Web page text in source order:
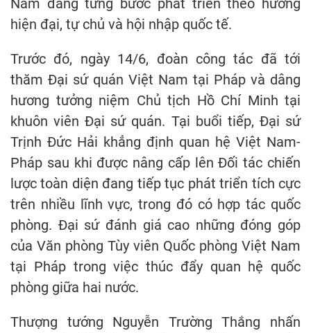
hiện đại, tự chủ và hội nhập quốc tế.
Trước đó, ngày 14/6, đoàn công tác đã tới
thăm Đại sứ quán Việt Nam tại Pháp và dâng
hương tưởng niệm Chủ tịch Hồ Chí Minh tại
khuôn viên Đại sứ quán. Tại buổi tiếp, Đại sứ
Trịnh Đức Hải khẳng định quan hệ Việt Nam-
Pháp sau khi được nâng cấp lên Đối tác chiến
lược toàn diện đang tiếp tục phát triển tích cực
trên nhiều lĩnh vực, trong đó có hợp tác quốc
phòng. Đại sứ đánh giá cao những đóng góp
của Văn phòng Tùy viên Quốc phòng Việt Nam
tại Pháp trong việc thúc đẩy quan hệ quốc
phòng giữa hai nước.
Thượng tướng Nguyễn Trường Thắng nhấn